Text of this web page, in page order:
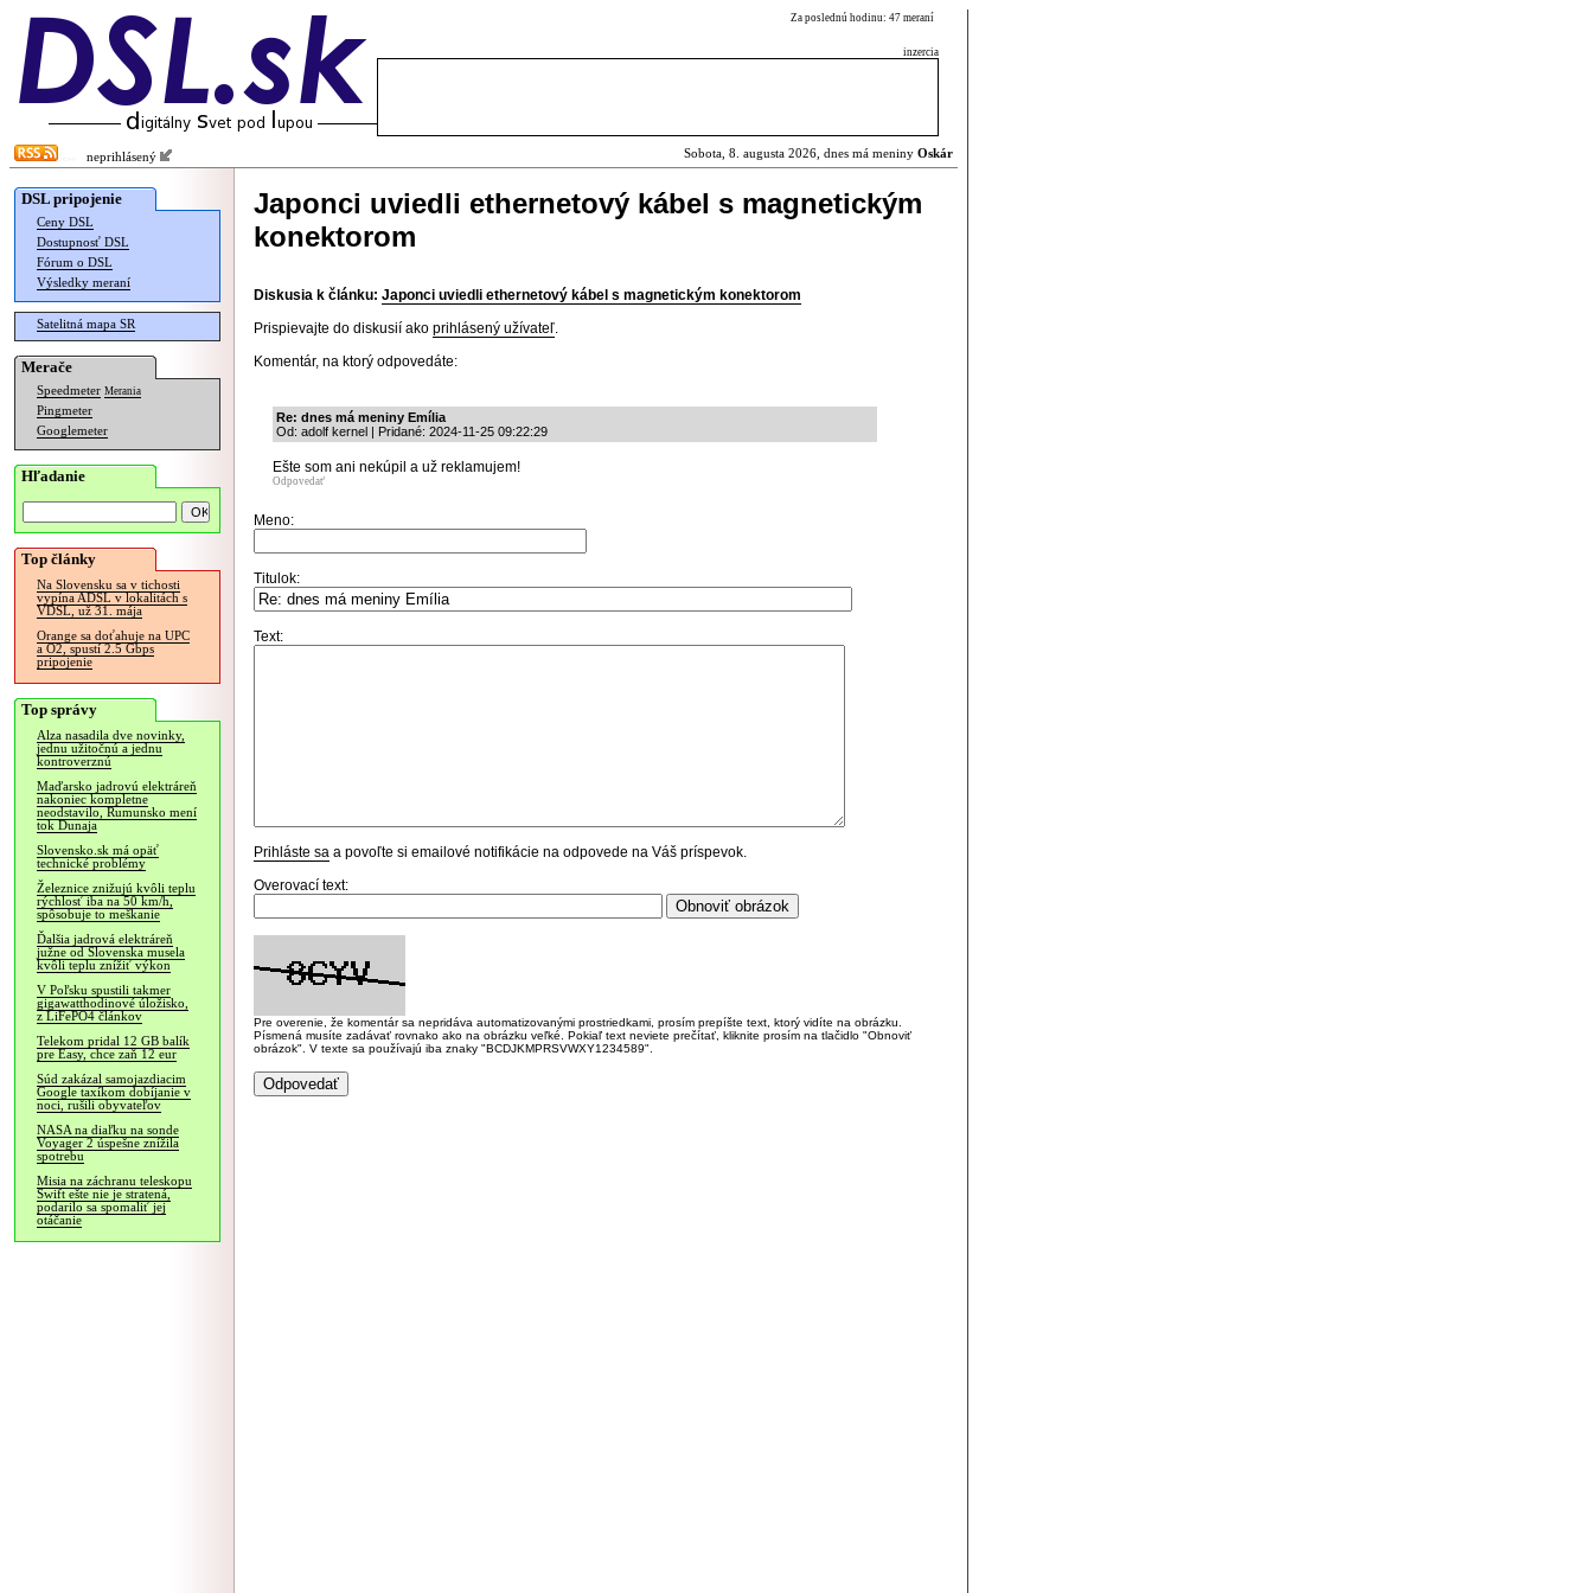
Za poslednú hodinu: 47 meraní
inzercia
neprihlásený Sobota, 8. augusta 2026, dnes má meniny Oskár
DSL pripojenie
Ceny DSL
Dostupnosť DSL
Fórum o DSL
Výsledky meraní
Satelitná mapa SR
Merače
Speedmeter Merania
Pingmeter
Googlemeter
Hľadanie
Top články
Na Slovensku sa v tichosti
vypína ADSL v lokalitách s
VDSL, už 31. mája
Orange sa doťahuje na UPC
a O2, spustí 2.5 Gbps
pripojenie
Top správy
Alza nasadila dve novinky,
jednu užitočnú a jednu
kontroverznú
Maďarsko jadrovú elektráreň
nakoniec kompletne
neodstavilo, Rumunsko mení
tok Dunaja
Slovensko.sk má opäť
technické problémy
Železnice znižujú kvôli teplu
rýchlosť iba na 50 km/h,
spôsobuje to meškanie
Ďalšia jadrová elektráreň
južne od Slovenska musela
kvôli teplu znížiť výkon
V Poľsku spustili takmer
gigawatthodinové úložisko,
z LiFePO4 článkov
Telekom pridal 12 GB balík
pre Easy, chce zaň 12 eur
Súd zakázal samojazdiacim
Google taxíkom dobíjanie v
noci, rušili obyvateľov
NASA na diaľku na sonde
Voyager 2 úspešne znížila
spotrebu
Misia na záchranu teleskopu
Swift ešte nie je stratená,
podarilo sa spomaliť jej
otáčanie
Japonci uviedli ethernetový kábel s magnetickým
konektorom
Diskusia k článku: Japonci uviedli ethernetový kábel s magnetickým konektorom
Prispievajte do diskusií ako prihlásený užívateľ.
Komentár, na ktorý odpovedáte:
Re: dnes má meniny Emília
Od: adolf kernel | Pridané: 2024-11-25 09:22:29
Ešte som ani nekúpil a už reklamujem!
Odpovedať
Meno:
Titulok:
Text:
Prihláste sa a povoľte si emailové notifikácie na odpovede na Váš príspevok.
Overovací text:
Pre overenie, že komentár sa nepridáva automatizovanými prostriedkami, prosím prepíšte text, ktorý vidíte na obrázku.
Písmená musíte zadávať rovnako ako na obrázku veľké. Pokiaľ text neviete prečítať, kliknite prosím na tlačidlo "Obnoviť
obrázok". V texte sa používajú iba znaky "BCDJKMPRSVWXY1234589".